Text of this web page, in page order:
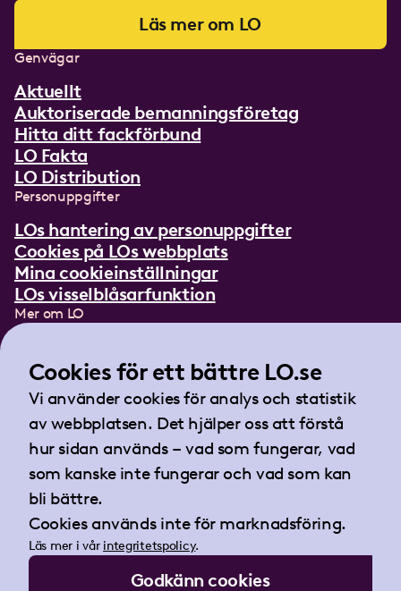
Läs mer om LO
Genvägar
Aktuellt
Auktoriserade bemanningsföretag
Hitta ditt fackförbund
LO Fakta
LO Distribution
Personuppgifter
LOs hantering av personuppgifter
Cookies på LOs webbplats
Mina cookieinställningar
LOs visselblåsarfunktion
Mer om LO
Lättläst om LO
Teckenspråksfilm
Tidningen Arbetet
Landsorganisationen i Sverige
Barnhusgatan 18
105 53 Stockholm
Tel:08-796 25 00
Fax:08-796 25 17
E-post:info@lo.se
Org.nr 802001-9769
Cookies för ett bättre LO.se
Vi använder cookies för analys och statistik
av webbplatsen. Det hjälper oss att förstå
hur sidan används – vad som fungerar, vad
som kanske inte fungerar och vad som kan
bli bättre.
Cookies används inte för marknadsföring.
Läs mer i vår integritetspolicy.
Godkänn cookies